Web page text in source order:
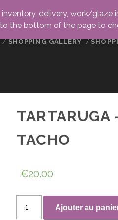
SHOPPING GALLERY
TARTARUGA
TACHO
€20.00
Ajouter au
delivery, work/glaze
the bottom of the page to